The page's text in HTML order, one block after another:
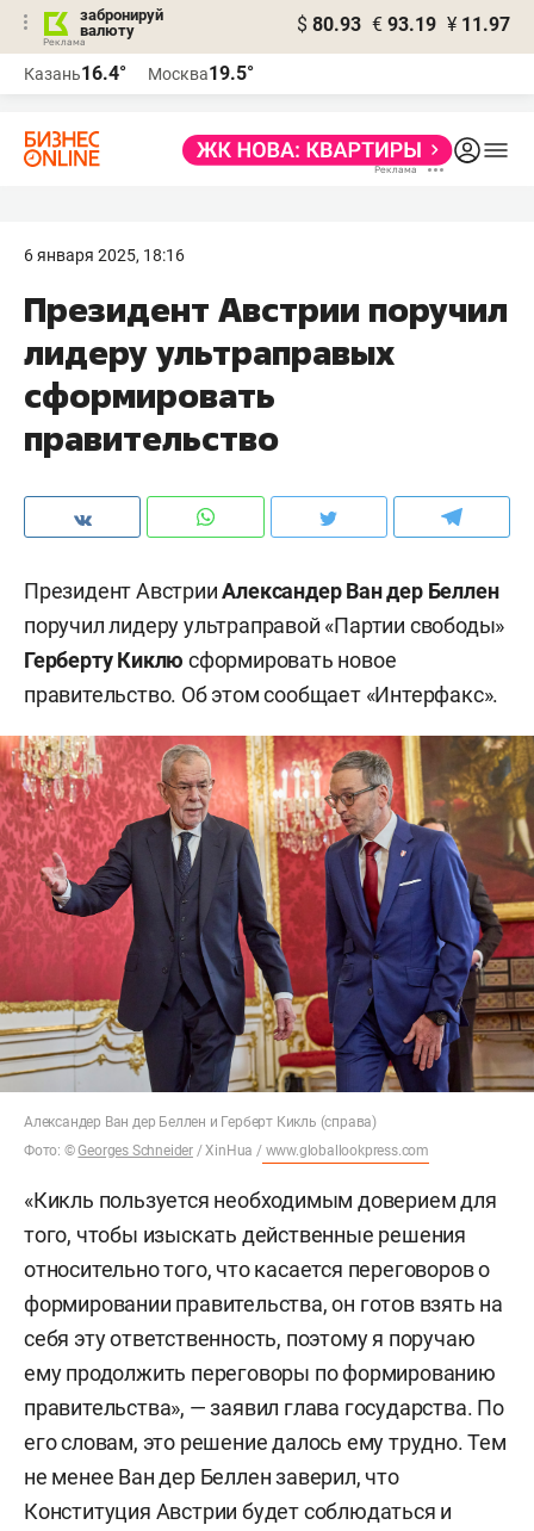
забронируй
валюту
$ 80.93 € 93.19 ¥ 11.97
Казань16.4° Москва19.5°
6 января 2025, 18:16
Президент Австрии поручил
лидеру ультраправых
сформировать
правительство
Президент АвстрииАлександер Ван дер Беллен
поручил лидеру ультраправой «Партии свободы»
Герберту Киклюсформировать новое
правительство. Об этом сообщает «Интерфакс».
Александер Ван дер Беллен и Герберт Кикль (справа)
Фото: ©Georges Schneider / XinHua /www.globallookpress.com
«Кикль пользуется необходимым доверием для
того, чтобы изыскать действенные решения
относительно того, что касается переговоров о
формировании правительства, он готов взять на
себя эту ответственность, поэтому я поручаю
ему продолжить переговоры по формированию
правительства», — заявил глава государства. По
его словам, это решение далось ему трудно. Тем
не менее Ван дер Беллен заверил, что
Конституция Австрии будет соблюдаться и